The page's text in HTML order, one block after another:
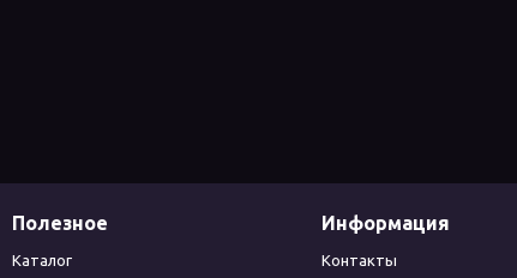
Полезное
Каталог
Информация
Контакты